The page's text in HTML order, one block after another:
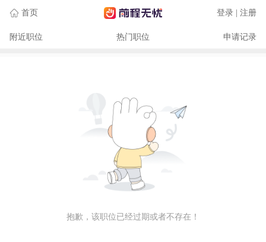
首页 登录 | 注册
附近职位 热门职位 申请记录
抱歉，该职位已经过期或者不存在！